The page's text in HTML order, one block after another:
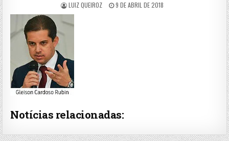
LUIZ QUEIROZ 9 DE ABRIL DE 2018
Notícias relacionadas: